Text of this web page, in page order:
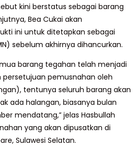
kini berstatus sebagai barang
Bea Cukai akan
ini untuk ditetapkan sebagai
sebelum akhirnya dihancurkan.
barang tegahan telah menjadi
persetujuan pemusnahan oleh
tentunya seluruh barang akan
ada halangan, biasanya bulan
mendatang,” jelas Hasbullah
yang akan dipusatkan di
Sulawesi Selatan.